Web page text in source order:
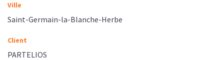
Ville
Saint-Germain-la-Blanche-Herbe
Client
PARTELIOS